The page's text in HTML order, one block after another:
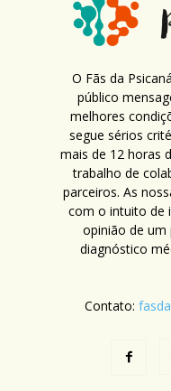
O Fãs da
público
melhores
segue sérios
mais de 12 horas
trabalho de
parceiros. As
com o intuito de
opinião de um
diagnóstico
Contato: